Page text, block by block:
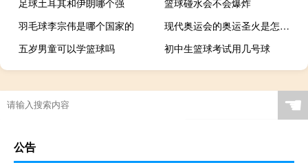
羽毛球李宗伟是哪个国家的
现代奥运会的奥运圣火是怎样采取的
五岁男童可以学篮球吗
初中生篮球考试用几号球
☚
公告